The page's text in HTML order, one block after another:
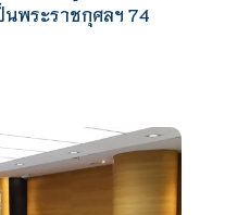
นพระราชกุศลฯ 74